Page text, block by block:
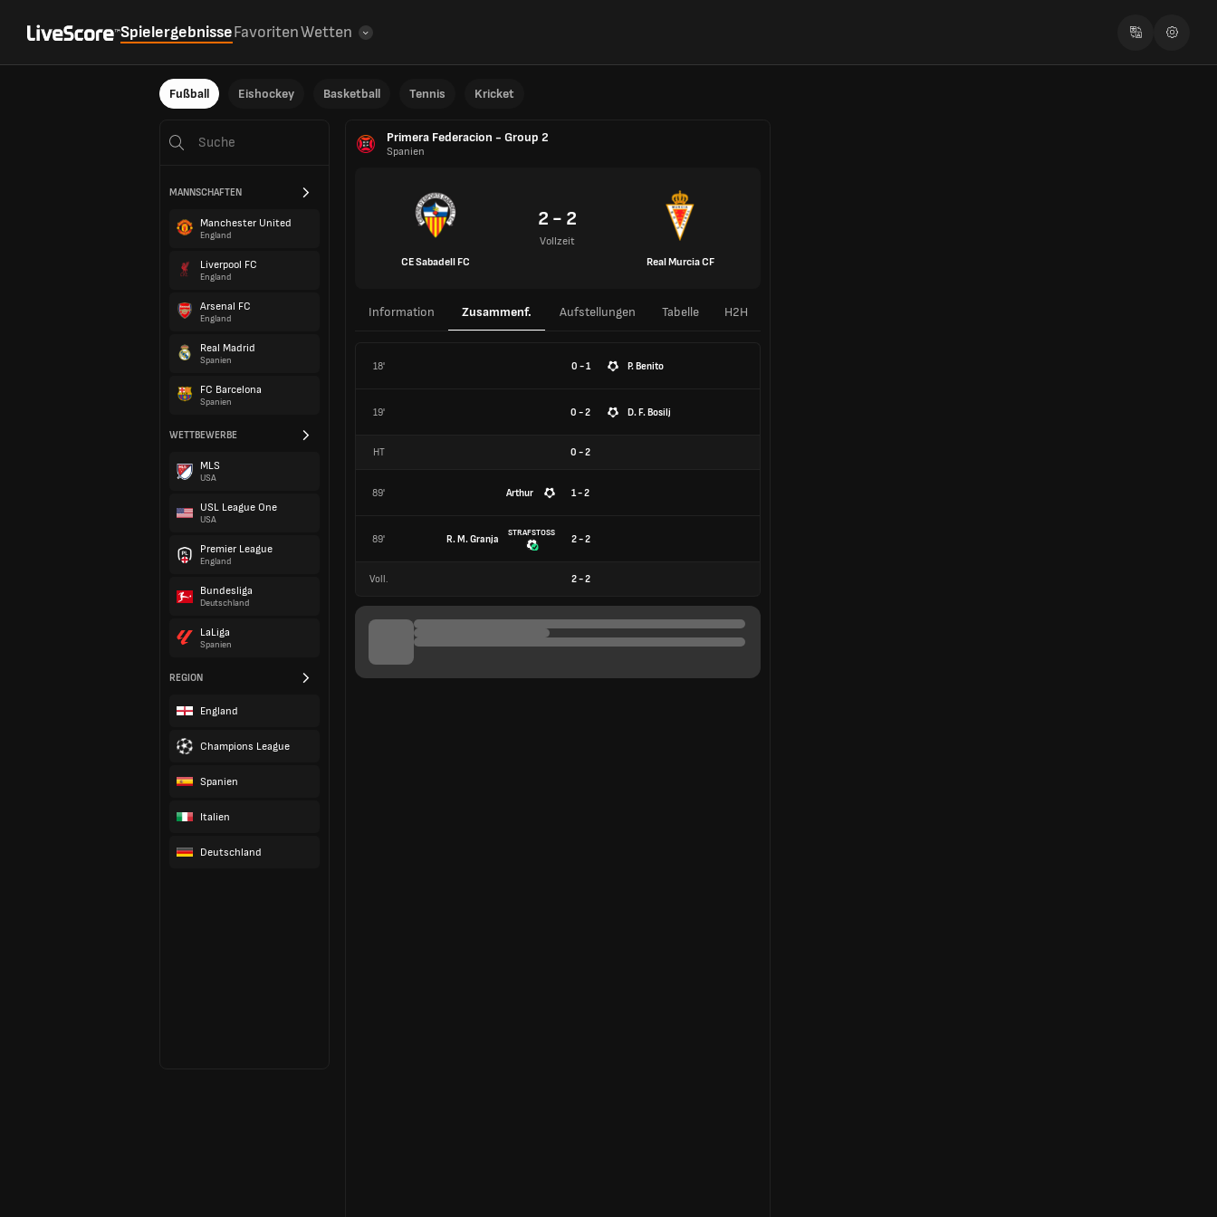
SpielergebnisseFavoritenWetten
Fußball Eishockey Basketball Tennis Kricket
MANNSCHAFTEN
Manchester United
England
Liverpool FC
England
Arsenal FC
England
Real Madrid
Spanien
FC Barcelona
Spanien
WETTBEWERBE
MLS
USA
USL League One
USA
Premier League
England
Bundesliga
Deutschland
LaLiga
Spanien
REGION
England
Champions League
Spanien
Italien
Deutschland
Primera Federacion - Group 2
Spanien
CE Sabadell FC
2 - 2
Vollzeit
Real Murcia CF
Information Zusammenf. Aufstellungen Tabelle H2H
18' 0 - 1 P. Benito
19' 0 - 2 D. F. Bosilj
HT 0 -2
89' Arthur 1 - 2
89' R. M. Granja
STRAFSTOSS
2 - 2
Voll. 2-2